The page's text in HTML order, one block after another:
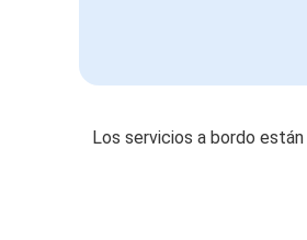
Los servicios a bordo